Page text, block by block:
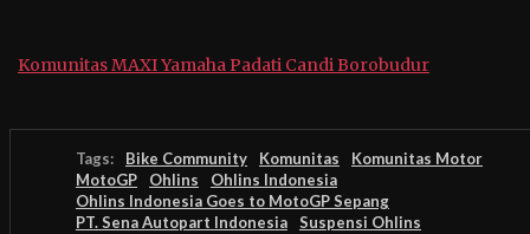
Komunitas MAXI Yamaha Padati Candi Borobudur
Tags: Bike Community Komunitas
Komunitas Motor
MotoGP
Ohlins
Ohlins Indonesia
Ohlins Indonesia Goes to MotoGP Sepang
PT. Sena Autopart Indonesia
Suspensi Ohlins